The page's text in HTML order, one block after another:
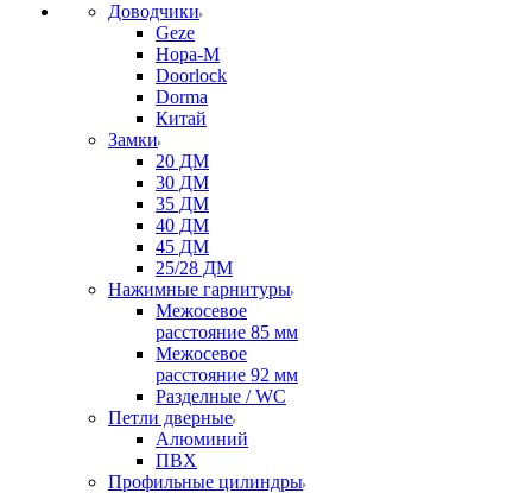
Доводчики
Geze
Нора-М
Doorlock
Dorma
Китай
Замки
20 ДМ
30 ДМ
35 ДМ
40 ДМ
45 ДМ
25/28 ДМ
Нажимные гарнитуры
Межосевое
расстояние 85 мм
Межосевое
расстояние 92 мм
Разделные / WC
Петли дверные
Алюминий
ПВХ
Профильные цилиндры